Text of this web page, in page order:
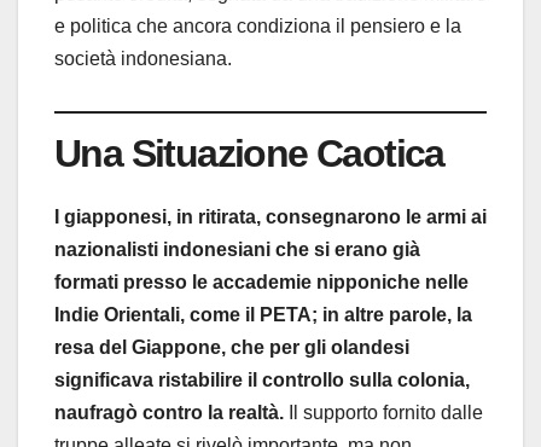
e politica che ancora condiziona il pensiero e la
società indonesiana.
Una Situazione Caotica
I giapponesi, in ritirata, consegnarono le armi ai
nazionalisti indonesiani che si erano già
formati presso le accademie nipponiche nelle
Indie Orientali, come il PETA; in altre parole, la
resa del Giappone, che per gli olandesi
significava ristabilire il controllo sulla colonia,
naufragò contro la realtà. Il supporto fornito dalle